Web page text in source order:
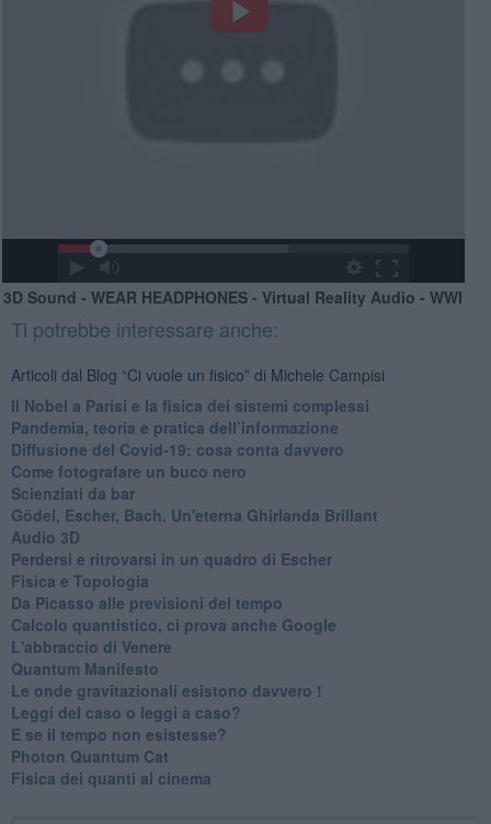
3D Sound - WEAR HEADPHONES - Virtual Reality Audio - WWI
Ti potrebbe interessare anche:
Articoli dal Blog “Ci vuole un fisico” di Michele Campisi
Il Nobel a Parisi e la fisica dei sistemi complessi
Pandemia, teoria e pratica dell’informazione
​Diffusione del Covid-19: cosa conta davvero
Come fotografare un buco nero
Scienziati da bar
Gödel, Escher, Bach. Un'eterna Ghirlanda Brillant
Audio 3D
Perdersi e ritrovarsi in un quadro di Escher
​Fisica e Topologia
Da Picasso alle previsioni del tempo
​Calcolo quantistico, ci prova anche Google
​L'abbraccio di Venere
​Quantum Manifesto
Le onde gravitazionali esistono davvero !
Leggi del caso o leggi a caso?
E se il tempo non esistesse?
Photon Quantum Cat
Fisica dei quanti al cinema